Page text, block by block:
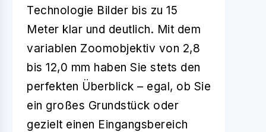
Technologie Bilder bis zu 15
Meter klar und deutlich. Mit dem
variablen Zoomobjektiv von 2,8
bis 12,0 mm haben Sie stets den
perfekten Überblick – egal, ob Sie
ein großes Grundstück oder
gezielt einen Eingangsbereich